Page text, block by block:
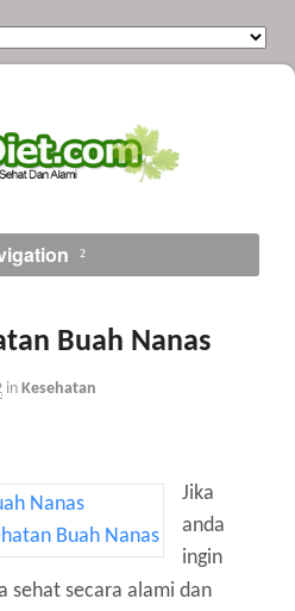
Buah Nanas
in Kesehatan
Jika
anda
ingin
sehat secara alami dan